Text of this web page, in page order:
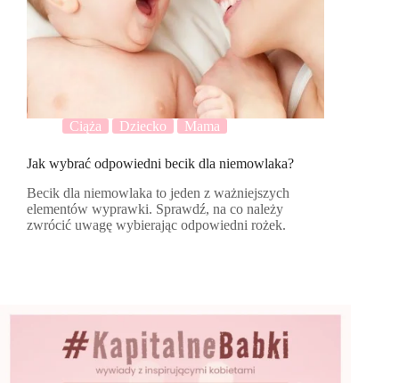
Ciąża Dziecko Mama
Jak wybrać odpowiedni becik dla niemowlaka?
Becik dla niemowlaka to jeden z ważniejszych
elementów wyprawki. Sprawdź, na co należy
zwrócić uwagę wybierając odpowiedni rożek.